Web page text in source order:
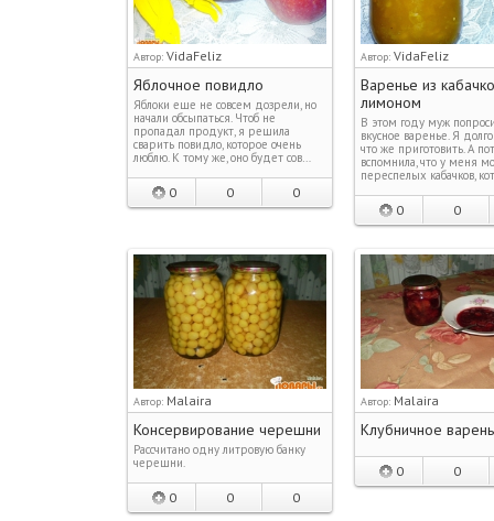
Автор: VidaFeliz
Яблочное повидло
Яблоки еще не совсем дозрели, но
начали обсыпаться. Чтоб не
пропадал продукт, я решила
сварить повидло, которое очень
люблю. К тому же, оно будет сов…
0 0 0
Автор: VidaFeliz
Варенье из
лимоном
В этом году муж
вкусное варенье. Я
что же приготовить. А
вспомнила, что у меня
переспелых кабачков,
0 0
Автор: Malaira
Консервирование черешни
Рассчитано одну литровую банку
черешни.
0 0 0
Автор: Malaira
Клубничное
0 0